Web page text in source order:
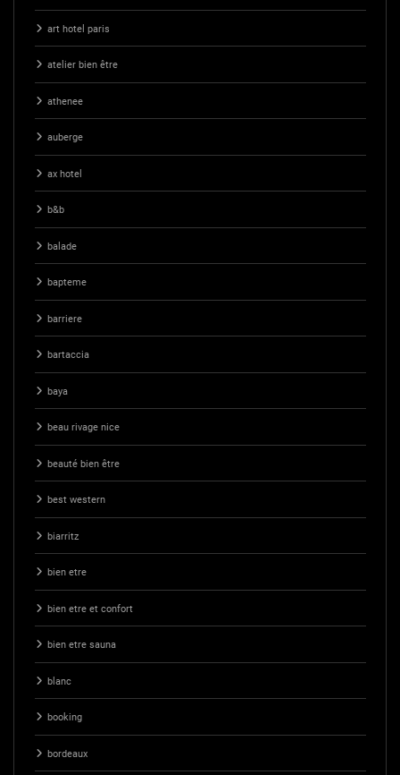
art hotel paris
atelier bien être
athenee
auberge
ax hotel
b&b
balade
bapteme
barriere
bartaccia
baya
beau rivage nice
beauté bien être
best western
biarritz
bien etre
bien etre et confort
bien etre sauna
blanc
booking
bordeaux